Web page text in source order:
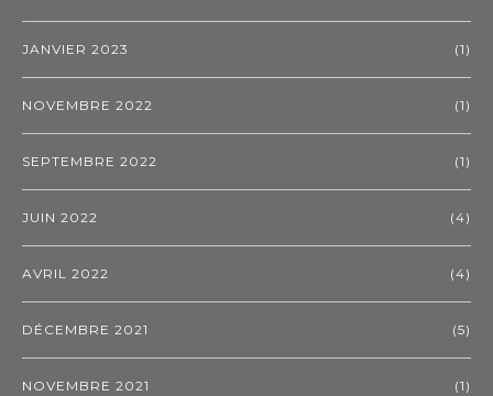
JANVIER 2023 (1)
NOVEMBRE 2022 (1)
SEPTEMBRE 2022 (1)
JUIN 2022 (4)
AVRIL 2022 (4)
DÉCEMBRE 2021 (5)
NOVEMBRE 2021 (1)